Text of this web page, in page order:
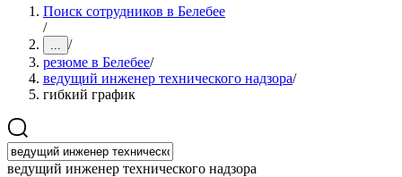
Поиск сотрудников в Белебее
/
... /
резюме в Белебее/
ведущий инженер технического надзора/
гибкий график
ведущий инженер технического надзора